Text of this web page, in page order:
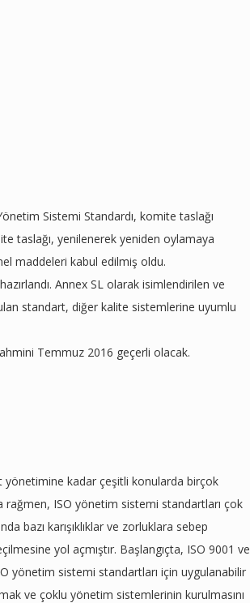
Sistemi Standardı, komite taslağı
taslağı, yenilenerek yeniden oylamaya
maddeleri kabul edilmiş oldu.
Annex SL olarak isimlendirilen ve
standart, diğer kalite sistemlerine uyumlu
Temmuz 2016 geçerli olacak.
yönetimine kadar çeşitli konularda birçok
rağmen, ISO yönetim sistemi standartları çok
bazı karışıklıklar ve zorluklara sebep
yol açmıştır. Başlangıçta, ISO 9001 ve
yönetim sistemi standartları için uygulanabilir
ve çoklu yönetim sistemlerinin kurulmasını